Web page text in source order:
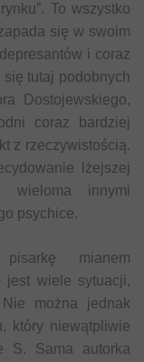
To wszystko
się w swoim
i coraz
tutaj podobnych
Dostojewskiego,
coraz bardziej
z rzeczywistością.
lżejszej
wieloma innymi
psychice.
mianem
jest wiele sytuacji,
można jednak
który niewątpliwie
S. Sama autorka